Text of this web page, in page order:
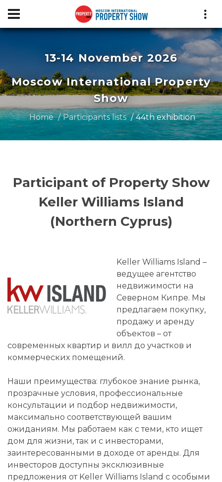
13-14 November 2026
Moscow International Property
Show
Home Participants lists 44th exhibition
Participant of Property Show
Keller Williams Island
(Northern Cyprus)
Keller Williams Island –
ведущее агентство
недвижимости на
Северном Кипре. Мы
предлагаем покупку,
продажу и аренду
объектов – от
современных квартир и вилл до участков и
коммерческих помещений.
Наши преимущества: глубокое знание рынка,
прозрачные условия, профессиональные
консультации и подбор недвижимости,
максимально соответствующей вашим
ожиданиям. Мы работаем как с теми, кто ищет
дом для жизни, так и с инвесторами,
заинтересованными в доходе от аренды. Для
инвесторов доступны эксклюзивные
предложения от Keller Williams Island с особыми